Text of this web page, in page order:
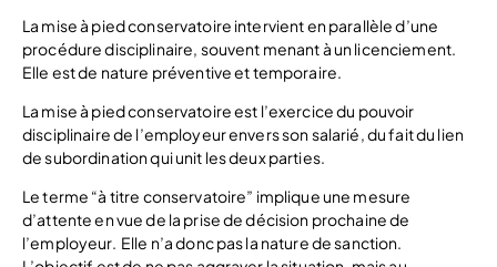
La mise à pied conservatoire intervient en parallèle d’une
procédure disciplinaire, souvent menant à un licenciement.
Elle est de nature préventive et temporaire.
La mise à pied conservatoire est l’exercice du pouvoir
disciplinaire de l’employeur envers son salarié, du fait du lien
de subordination qui unit les deux parties.
Le terme “à titre conservatoire” implique une mesure
d’attente en vue de la prise de décision prochaine de
l’employeur. Elle n’a donc pas la nature de sanction.